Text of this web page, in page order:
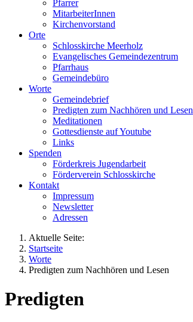
Pfarrer
MitarbeiterInnen
Kirchenvorstand
Orte
Schlosskirche Meerholz
Evangelisches Gemeindezentrum
Pfarrhaus
Gemeindebüro
Worte
Gemeindebrief
Predigten zum Nachhören und Lesen
Meditationen
Gottesdienste auf Youtube
Links
Spenden
Förderkreis Jugendarbeit
Förderverein Schlosskirche
Kontakt
Impressum
Newsletter
Adressen
Aktuelle Seite:
Startseite
Worte
Predigten zum Nachhören und Lesen
Predigten